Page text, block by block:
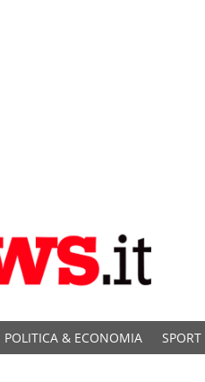
POLITICA & ECONOMIA SPORT